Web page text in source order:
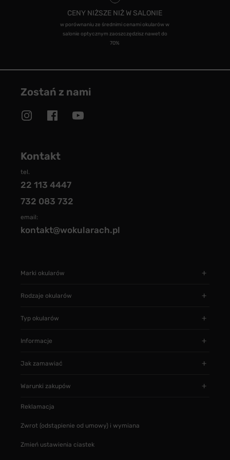
CENY NIŻSZE NIŻ W SALONIE
w porównaniu ze średnimi cenami okularów w
salonie optycznym zaoszczędzisz nawet do
70%
Zostań z nami
Kontakt
tel.
22 113 4447
732 083 732
email:
kontakt@wokularach.pl
Marki okularów
Rodzaje okularów
Typ okularów
Informacje
Jak zamawiać
Warunki zakupów
Reklamacja
Zwrot (odstąpienie od umowy) i wymiana
Zmień ustawienia ciastek